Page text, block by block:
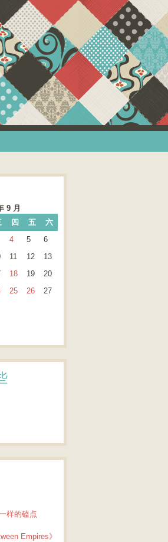
9 月
四 五
六
4 5
6
11 12
13
18 19
20
25 26
27
样的磕点
Empires》